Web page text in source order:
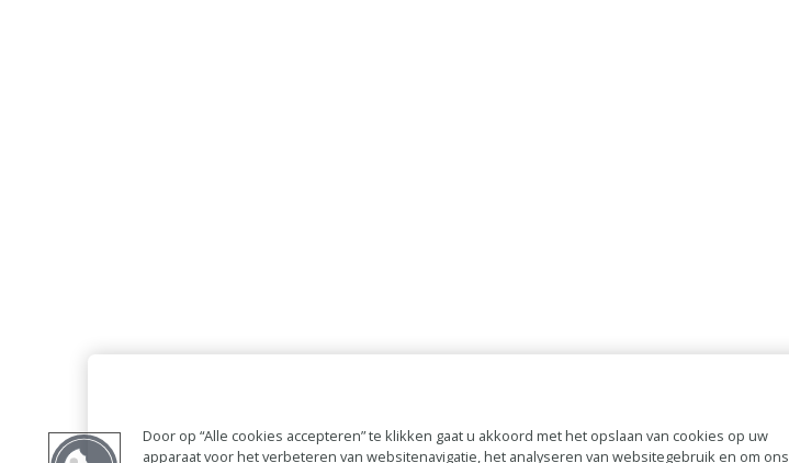
Door op “Alle cookies accepteren” te klikken gaat u akkoord met het opslaan van cookies op uw
apparaat voor het verbeteren van websitenavigatie, het analyseren van websitegebruik en om ons